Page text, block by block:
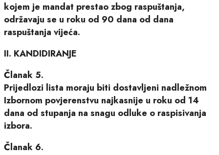
kojem je mandat prestao zbog raspuštanja,
održavaju se u roku od 90 dana od dana
raspuštanja vijeća.
II. KANDIDIRANJE
Članak 5.
Prijedlozi lista moraju biti dostavljeni nadležnom
Izbornom povjerenstvu najkasnije u roku od 14
dana od stupanja na snagu odluke o raspisivanja
izbora.
Članak 6.